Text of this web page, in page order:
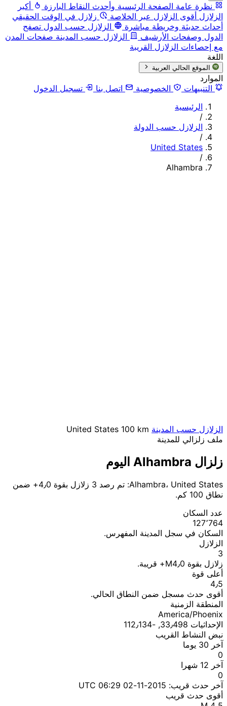
نظرة عامة الصفحة الرئيسية وأحدث النقاط البارزة
أكبر
الزلازل أقوى الزلازل عبر الخلاصة
زلازل في الوقت الحقيقي
أحداث حديثة وخريطة مباشرة
الزلازل حسب الدول تصفح
الدول وصفحات الأرشيف
الزلازل حسب المدينة صفحات المدن
مع إحصاءات الزلازل القريبة
اللغة
الموقع الحالي العربية
الموارد
التنبيهات
الخصوصية اتصل بنا
تسجيل الدخول
الرئيسية
/
الزلازل حسب الدولة
/
United States
/
Alhambra
الزلازل حسب المدينة United States 100 km
ملف زلزالي للمدينة
زلزال Alhambra اليوم
Alhambra، United States: تم رصد 3 زلازل بقوة 4٫0+ ضمن
نطاق 100 كم.
عدد السكان
127٬764
السكان في سجل المدينة المفهرس.
الزلازل
3
زلازل بقوة M4٫0+ قريبة.
أعلى قوة
4٫5
أقوى حدث مسجل ضمن النطاق الحالي.
المنطقة الزمنية
America/Phoenix
الإحداثيات 33٫498, ؜-112٫134
نبض النشاط القريب
آخر 30 يوما
0
آخر 12 شهرا
0
آخر حدث قريب: 2015-11-02 06:29 UTC
أقوى حدث قريب